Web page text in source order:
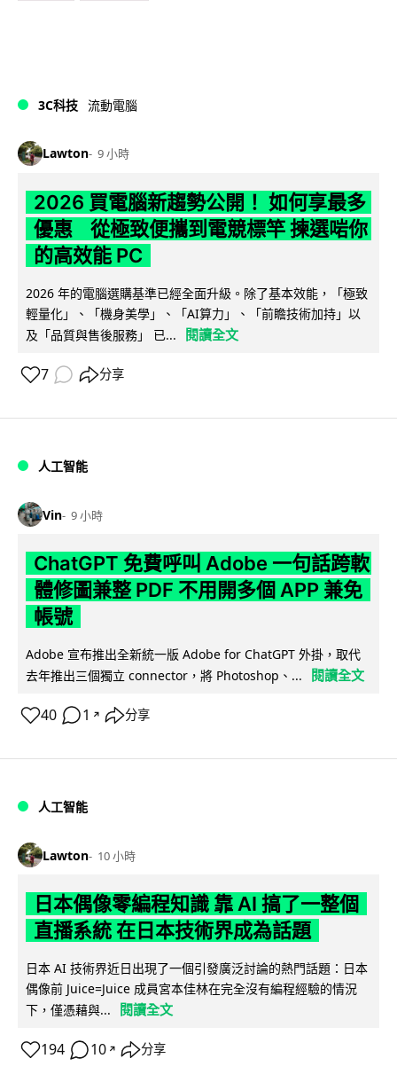
3C科技 流動電腦
Lawton 9 小時
2026 買電腦新趨勢公開！ 如何享最多
優惠 從極致便攜到電競標竿 揀選啱你
的高效能 PC
2026 年的電腦選購基準已經全面升級。除了基本效能，「極致
輕量化」、「機身美學」、「AI算力」、「前瞻技術加持」以
及「品質與售後服務」 已...
閱讀全文
7 分享
人工智能
Vin 9 小時
ChatGPT 免費呼叫 Adobe 一句話跨軟
體修圖兼整 PDF 不用開多個 APP 兼免
帳號
Adobe 宣布推出全新統一版 Adobe for ChatGPT 外掛，取代
去年推出三個獨立 connector，將 Photoshop、...
閱讀全文
40 1 ↗ 分享
人工智能
Lawton 10 小時
日本偶像零編程知識 靠 AI 搞了一整個
直播系統 在日本技術界成為話題
日本 AI 技術界近日出現了一個引發廣泛討論的熱門話題：日本
偶像前 Juice=Juice 成員宮本佳林在完全沒有編程經驗的情況
下，僅憑藉與...
閱讀全文
194 10 ↗ 分享